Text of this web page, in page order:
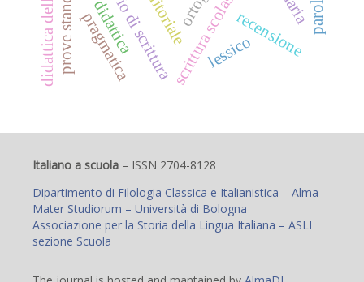
scrittura scolastica
editoriale
pragmatica recensione
lessico
Italiano a scuola– ISSN 2704-8128
Dipartimento di Filologia Classica e Italianistica – Alma
Mater Studiorum – Università di Bologna
Associazione per la Storia della Lingua Italiana – ASLI
sezione Scuola